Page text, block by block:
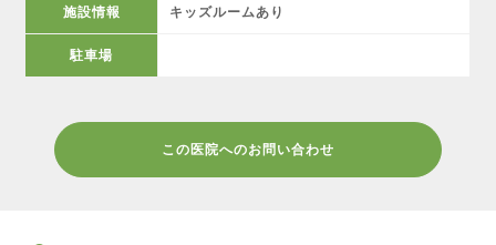
施設情報 キッズルームあり
駐車場
この医院へのお問い合わせ